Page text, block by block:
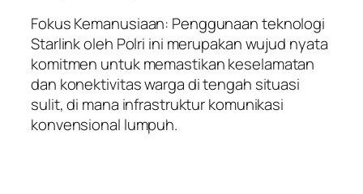
Fokus Kemanusiaan: Penggunaan teknologi
Starlink oleh Polri ini merupakan wujud nyata
komitmen untuk memastikan keselamatan
dan konektivitas warga di tengah situasi
sulit, di mana infrastruktur komunikasi
konvensional lumpuh.